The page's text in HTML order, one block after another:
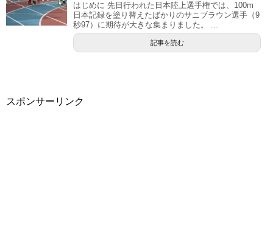
はじめに 先日行われた日本陸上選手権では、100m
日本記録を塗り替えたばかりのサニブラウン選手（9
秒97）に期待が大きな集まりました。 ...
記事を読む
スポンサーリンク